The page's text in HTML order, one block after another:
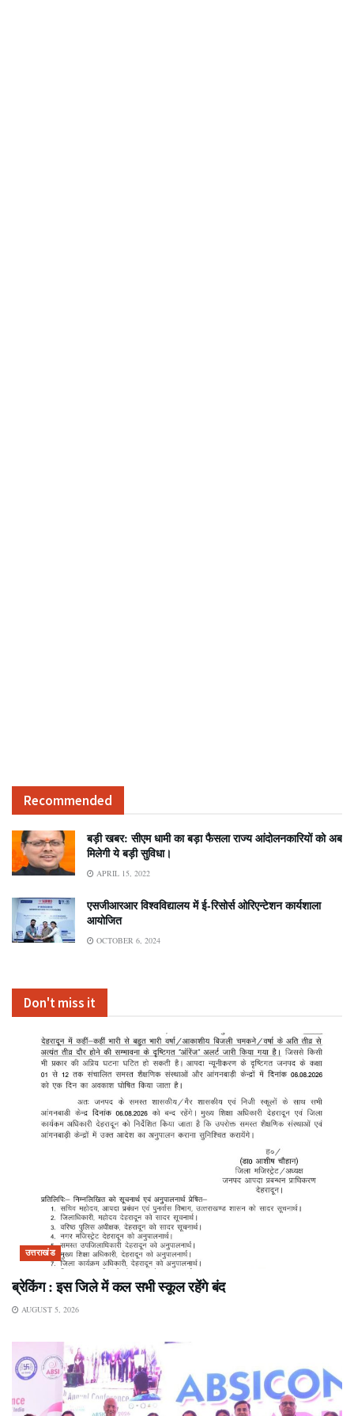
Recommended
बड़ी खबर: सीएम धामी का बड़ा फैसला राज्य आंदोलनकारियों को अब
मिलेगी ये बड़ी सुविधा।
APRIL 15, 2022
एसजीआरआर विश्वविद्यालय में ई-रिसोर्स ओरिएन्टेशन कार्यशाला
आयोजित
OCTOBER 6, 2024
Don't miss it
उत्तराखंड
ब्रेकिंग : इस जिले में कल सभी स्कूल रहेंगे बंद
AUGUST 5, 2026